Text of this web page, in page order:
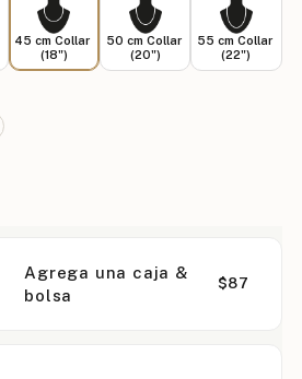
45 cm Collar
(18")
50 cm Collar
(20")
55 cm Collar
(22")
Agrega una caja &
bolsa
$87